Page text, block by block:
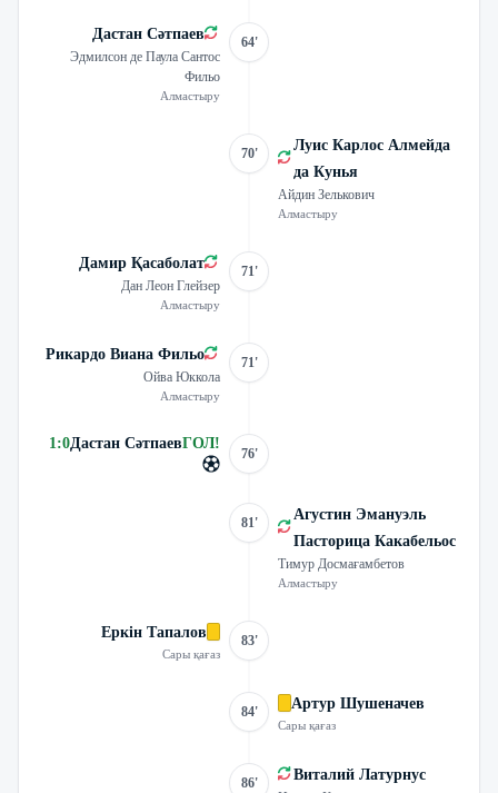
Дастан Сәтпаев
Эдмилсон де Паула Сантос
Фильо
Алмастыру
64'
70'
Луис Карлос Алмейда
да Кунья
Айдин Зелькович
Алмастыру
Дамир Қасаболат
Дан Леон Глейзер
Алмастыру
71'
Рикардо Виана Фильо
Ойва Юккола
Алмастыру
71'
1:0Дастан СәтпаевГОЛ!
76'
81'
Агустин Эмануэль
Пасторица Какабельос
Тимур Досмағамбетов
Алмастыру
Еркін Тапалов
Сары қағаз
83'
84' Артур Шушеначев
Сары қағаз
86' Виталий Латурнус